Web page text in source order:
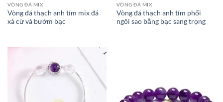
VÒNG ĐÁ MIX
Vòng đá thạch anh tím mix đá
xà cừ và bướm bạc
VÒNG ĐÁ MIX
Vòng đá thạch anh tím phối
ngôi sao bằng bạc sang trọng